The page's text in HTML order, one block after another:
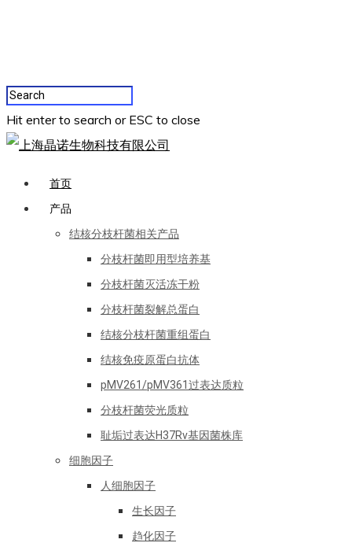
Hit enter to search or ESC to close
首页
产品
结核分枝杆菌相关产品
分枝杆菌即用型培养基
分枝杆菌灭活冻干粉
分枝杆菌裂解总蛋白
结核分枝杆菌重组蛋白
结核免疫原蛋白抗体
pMV261/pMV361过表达质粒
分枝杆菌荧光质粒
耻垢过表达H37Rv基因菌株库
细胞因子
人细胞因子
生长因子
趋化因子